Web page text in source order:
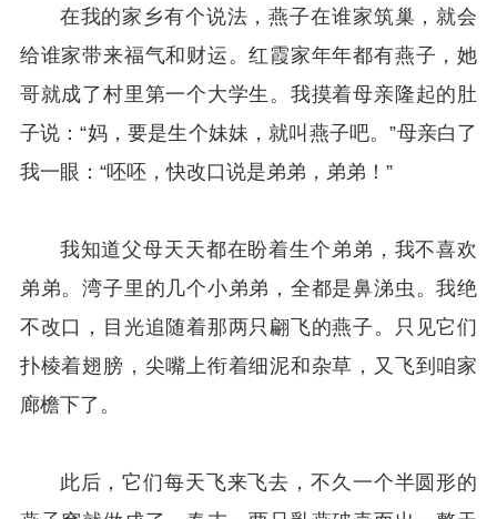
在我的家乡有个说法，燕子在谁家筑巢，就会
给谁家带来福气和财运。红霞家年年都有燕子，她
哥就成了村里第一个大学生。我摸着母亲隆起的肚
子说：“妈，要是生个妹妹，就叫燕子吧。”母亲白了
我一眼：“呸呸，快改口说是弟弟，弟弟！”
我知道父母天天都在盼着生个弟弟，我不喜欢
弟弟。湾子里的几个小弟弟，全都是鼻涕虫。我绝
不改口，目光追随着那两只翩飞的燕子。只见它们
扑棱着翅膀，尖嘴上衔着细泥和杂草，又飞到咱家
廊檐下了。
此后，它们每天飞来飞去，不久一个半圆形的